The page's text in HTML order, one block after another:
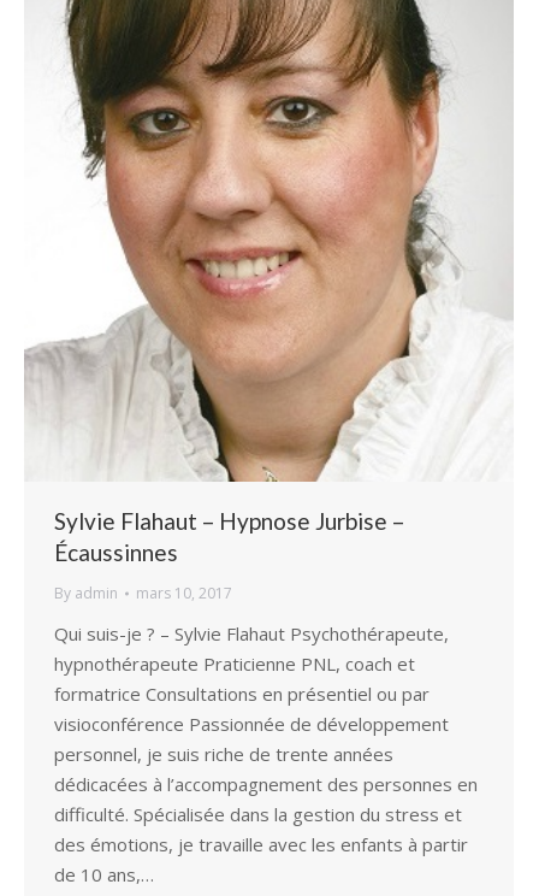
Sylvie Flahaut – Hypnose Jurbise –
Écaussinnes
By admin mars 10, 2017
Qui suis-je ? – Sylvie Flahaut Psychothérapeute,
hypnothérapeute Praticienne PNL, coach et
formatrice Consultations en présentiel ou par
visioconférence Passionnée de développement
personnel, je suis riche de trente années
dédicacées à l’accompagnement des personnes en
difficulté. Spécialisée dans la gestion du stress et
des émotions, je travaille avec les enfants à partir
de 10 ans,…